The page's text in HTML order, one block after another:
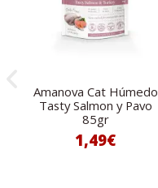
Amanova Cat Húmedo
Tasty Salmon y Pavo
85gr
1,49€